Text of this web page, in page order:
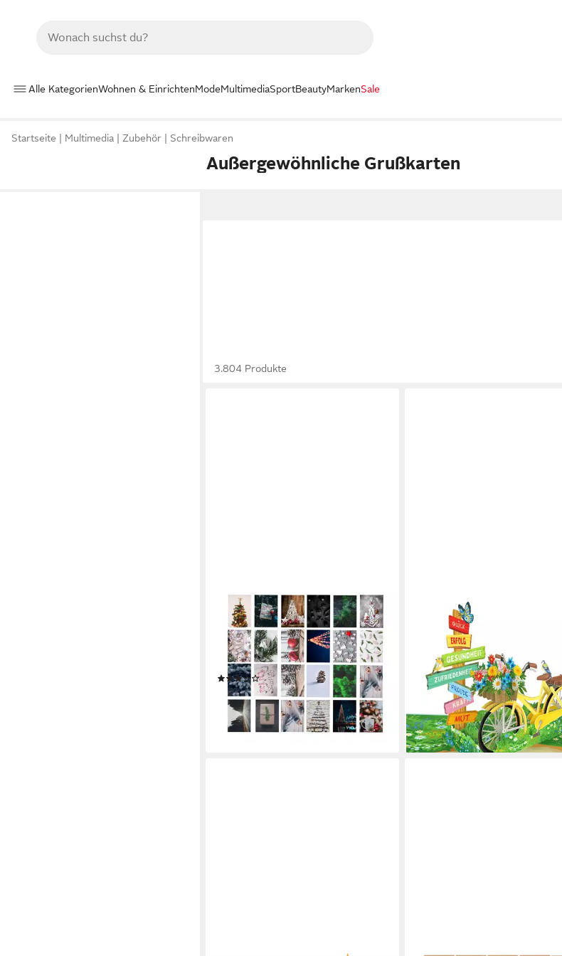
Alle KategorienWohnen & EinrichtenModeMultimediaSportBeautyMarkenSale
Startseite Multimedia Zubehör Schreibwaren
Außergewöhnliche Grußkarten
3.804 Produkte
WEIHNACHTSWUNDER®
Weihnachtskarte 48x
Weihnachtskarten Geschenkkarten
Weihnachten mit Briefumschlägen,
inkl. Umschläge, 48 verschiedene
Motive
(5)
7,99 € UVP8,99 €
(0,17 €/ 1 Stk)
-11%
lieferbar - in 3-4 Werktagen bei dir
Geburtstagskarte Gute Wünsche
Pop-Up Karte
8,90 €
lieferbar - in 2-3 Werktagen bei dir